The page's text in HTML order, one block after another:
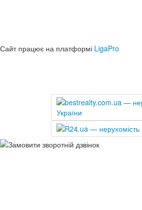
Сайт працює на платформі LigaPro